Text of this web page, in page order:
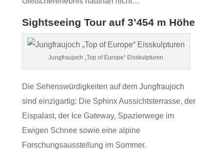
Sightseeing Tour auf 3’454 m Höhe
Jungfraujoch „Top of Europe“ Eisskulpturen
Die Sehenswürdigkeiten auf dem Jungfraujoch
sind einzigartig: Die Sphinx Aussichtsterrasse, der
Eispalast, der Ice Gateway, Spazierwege im
Ewigen Schnee sowie eine alpine
Forschungsausstellung im Sommer.